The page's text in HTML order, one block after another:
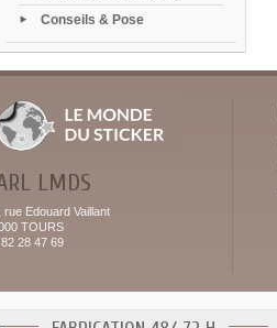
Conseils & Pose
LMDS
rue Edouard Vaillant
TOURS
28 47 69